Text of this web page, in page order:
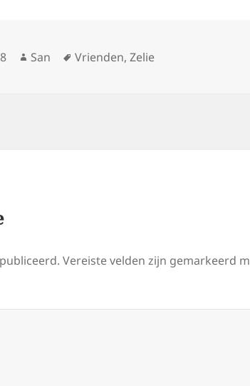
Auteur
San Tags
Vrienden,Zelie
Vereiste velden zijn gemarkeerd